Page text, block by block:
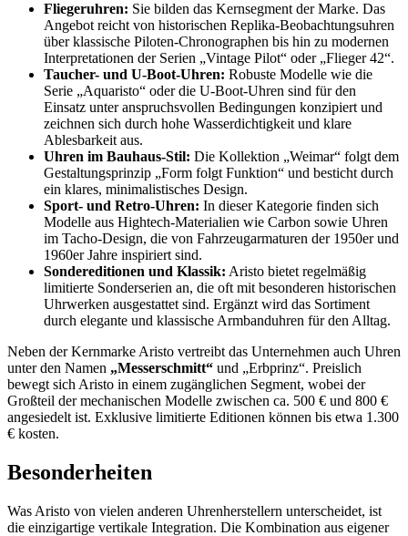
Fliegeruhren: Sie bilden das Kernsegment der Marke. Das
Angebot reicht von historischen Replika-Beobachtungsuhren
über klassische Piloten-Chronographen bis hin zu modernen
Interpretationen der Serien „Vintage Pilot“ oder „Flieger 42“.
Taucher- und U-Boot-Uhren: Robuste Modelle wie die
Serie „Aquaristo“ oder die U-Boot-Uhren sind für den
Einsatz unter anspruchsvollen Bedingungen konzipiert und
zeichnen sich durch hohe Wasserdichtigkeit und klare
Ablesbarkeit aus.
Uhren im Bauhaus-Stil: Die Kollektion „Weimar“ folgt dem
Gestaltungsprinzip „Form folgt Funktion“ und besticht durch
ein klares, minimalistisches Design.
Sport- und Retro-Uhren: In dieser Kategorie finden sich
Modelle aus Hightech-Materialien wie Carbon sowie Uhren
im Tacho-Design, die von Fahrzeugarmaturen der 1950er und
1960er Jahre inspiriert sind.
Sondereditionen und Klassik: Aristo bietet regelmäßig
limitierte Sonderserien an, die oft mit besonderen historischen
Uhrwerken ausgestattet sind. Ergänzt wird das Sortiment
durch elegante und klassische Armbanduhren für den Alltag.
Neben der Kernmarke Aristo vertreibt das Unternehmen auch Uhren
unter den Namen „Messerschmitt“ und „Erbprinz“. Preislich
bewegt sich Aristo in einem zugänglichen Segment, wobei der
Großteil der mechanischen Modelle zwischen ca. 500 € und 800 €
angesiedelt ist. Exklusive limitierte Editionen können bis etwa 1.300
€ kosten.
Besonderheiten
Was Aristo von vielen anderen Uhrenherstellern unterscheidet, ist
die einzigartige vertikale Integration. Die Kombination aus eigener